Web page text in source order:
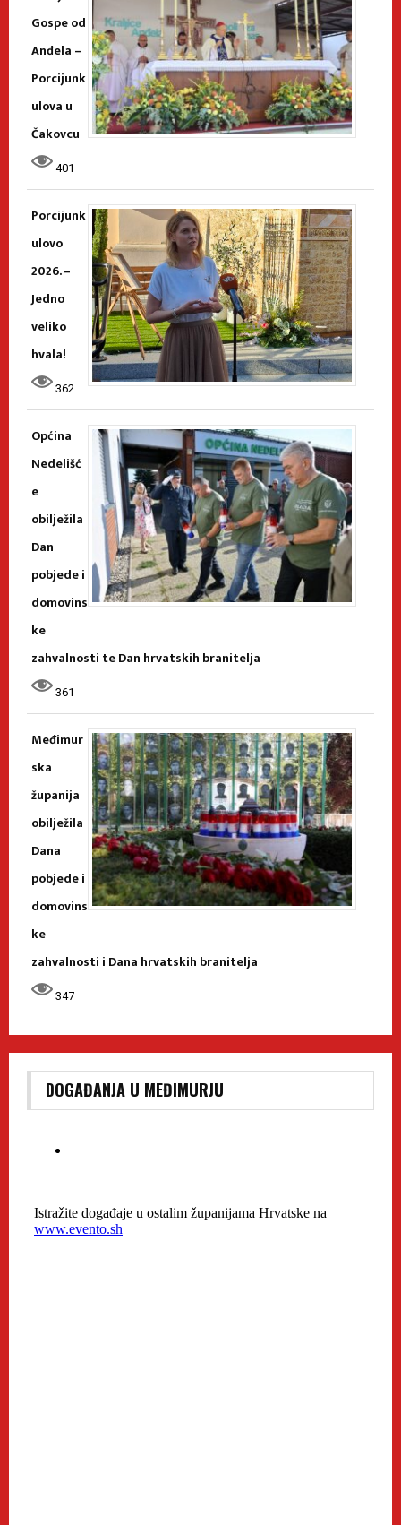
Gospe od
Anđela –
Porcijunk
ulova u
Čakovcu
401
Porcijunk
ulovo
2026. –
Jedno
veliko
hvala!
362
Općina
Nedelišć
e
obilježila
Dan
pobjede i
domovins
ke
zahvalnosti te Dan hrvatskih branitelja
361
Međimur
ska
županija
obilježila
Dana
pobjede i
domovins
ke
zahvalnosti i Dana hrvatskih branitelja
347
DOGAĐANJA U MEĐIMURJU